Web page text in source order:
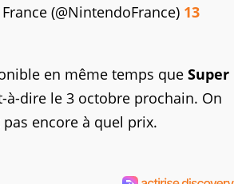
(@NintendoFrance) 13
en même temps que Super
à-dire le 3 octobre prochain. On
encore à quel prix.